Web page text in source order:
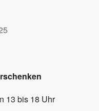
13 bis 18 Uhr